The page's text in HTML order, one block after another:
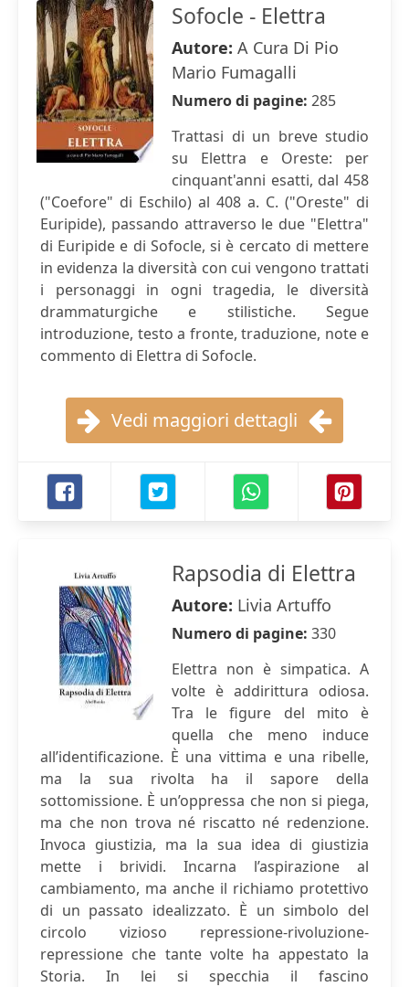
Sofocle - Elettra
Autore: A Cura Di Pio
Mario Fumagalli
Numero di pagine: 285
Trattasi di un breve studio
su Elettra e Oreste: per
cinquant'anni esatti, dal 458
("Coefore" di Eschilo) al 408 a. C. ("Oreste" di
Euripide), passando attraverso le due "Elettra"
di Euripide e di Sofocle, si è cercato di mettere
in evidenza la diversità con cui vengono trattati
i personaggi in ogni tragedia, le diversità
drammaturgiche e stilistiche. Segue
introduzione, testo a fronte, traduzione, note e
commento di Elettra di Sofocle.
Vedi maggiori dettagli
Rapsodia di Elettra
Autore: Livia Artuffo
Numero di pagine: 330
Elettra non è simpatica. A
volte è addirittura odiosa.
Tra le figure del mito è
quella che meno induce
all’identificazione. È una vittima e una ribelle,
ma la sua rivolta ha il sapore della
sottomissione. È un’oppressa che non si piega,
ma che non trova né riscatto né redenzione.
Invoca giustizia, ma la sua idea di giustizia
mette i brividi. Incarna l’aspirazione al
cambiamento, ma anche il richiamo protettivo
di un passato idealizzato. È un simbolo del
circolo vizioso repressione-rivoluzione-
repressione che tante volte ha appestato la
Storia. In lei si specchia il fascino